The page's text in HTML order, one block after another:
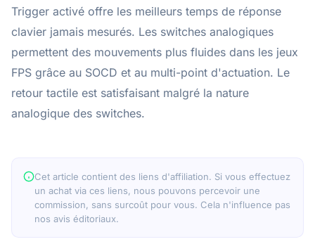
Trigger activé offre les meilleurs temps de réponse
clavier jamais mesurés. Les switches analogiques
permettent des mouvements plus fluides dans les jeux
FPS grâce au SOCD et au multi-point d'actuation. Le
retour tactile est satisfaisant malgré la nature
analogique des switches.
Cet article contient des liens d'affiliation. Si vous effectuez
un achat via ces liens, nous pouvons percevoir une
commission, sans surcoût pour vous. Cela n'influence pas
nos avis éditoriaux.